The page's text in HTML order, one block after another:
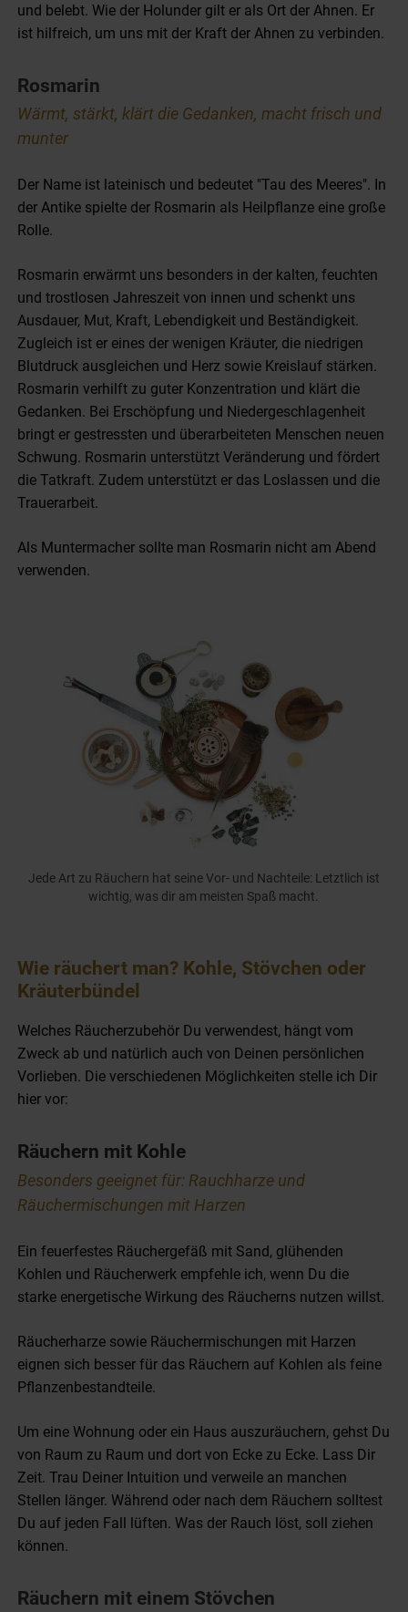
und belebt. Wie der Holunder gilt er als Ort der Ahnen. Er
ist hilfreich, um uns mit der Kraft der Ahnen zu verbinden.
Rosmarin
Wärmt, stärkt, klärt die Gedanken, macht frisch und
munter
Der Name ist lateinisch und bedeutet "Tau des Meeres". In
der Antike spielte der Rosmarin als Heilpflanze eine große
Rolle.
Rosmarin erwärmt uns besonders in der kalten, feuchten
und trostlosen Jahreszeit von innen und schenkt uns
Ausdauer, Mut, Kraft, Lebendigkeit und Beständigkeit.
Zugleich ist er eines der wenigen Kräuter, die niedrigen
Blutdruck ausgleichen und Herz sowie Kreislauf stärken.
Rosmarin verhilft zu guter Konzentration und klärt die
Gedanken. Bei Erschöpfung und Niedergeschlagenheit
bringt er gestressten und überarbeiteten Menschen neuen
Schwung. Rosmarin unterstützt Veränderung und fördert
die Tatkraft. Zudem unterstützt er das Loslassen und die
Trauerarbeit.
Als Muntermacher sollte man Rosmarin nicht am Abend
verwenden.
Jede Art zu Räuchern hat seine Vor- und Nachteile: Letztlich ist
wichtig, was dir am meisten Spaß macht.
Wie räuchert man? Kohle, Stövchen oder
Kräuterbündel
Welches Räucherzubehör Du verwendest, hängt vom
Zweck ab und natürlich auch von Deinen persönlichen
Vorlieben. Die verschiedenen Möglichkeiten stelle ich Dir
hier vor:
Räuchern mit Kohle
Besonders geeignet für: Rauchharze und
Räuchermischungen mit Harzen
Ein feuerfestes Räuchergefäß mit Sand, glühenden
Kohlen und Räucherwerk empfehle ich, wenn Du die
starke energetische Wirkung des Räucherns nutzen willst.
Räucherharze sowie Räuchermischungen mit Harzen
eignen sich besser für das Räuchern auf Kohlen als feine
Pflanzenbestandteile.
Um eine Wohnung oder ein Haus auszuräuchern, gehst Du
von Raum zu Raum und dort von Ecke zu Ecke. Lass Dir
Zeit. Trau Deiner Intuition und verweile an manchen
Stellen länger. Während oder nach dem Räuchern solltest
Du auf jeden Fall lüften. Was der Rauch löst, soll ziehen
können.
Räuchern mit einem Stövchen